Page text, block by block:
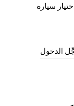
سيارة
الدخول